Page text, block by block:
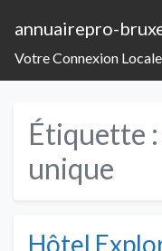
annuairepro-
Votre Connexion
Étiquette :
unique
Hôtel